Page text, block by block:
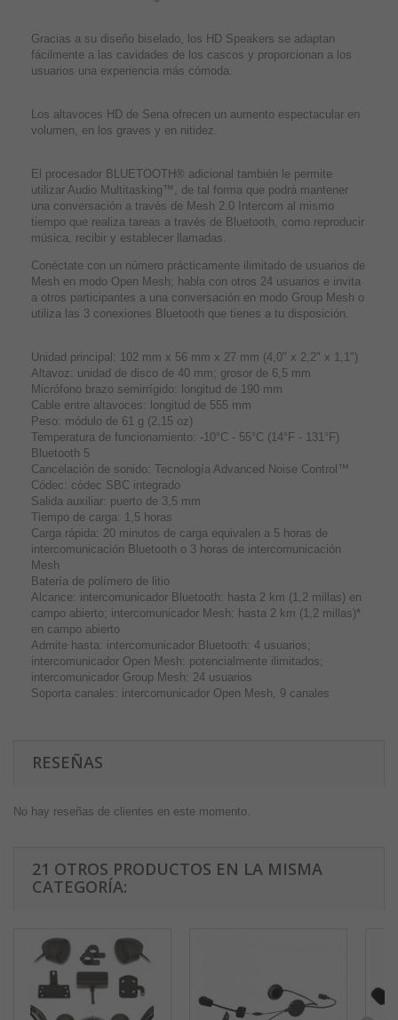
Gracias a su diseño biselado, los HD Speakers se adaptan
fácilmente a las cavidades de los cascos y proporcionan a los
usuarios una experiencia más cómoda.
Los altavoces HD de Sena ofrecen un aumento espectacular en
volumen, en los graves y en nitidez.
El procesador BLUETOOTH® adicional también le permite
utilizar Audio Multitasking™, de tal forma que podrá mantener
una conversación a través de Mesh 2.0 Intercom al mismo
tiempo que realiza tareas a través de Bluetooth, como reproducir
música, recibir y establecer llamadas.
Conéctate con un número prácticamente ilimitado de usuarios de
Mesh en modo Open Mesh; habla con otros 24 usuarios e invita
a otros participantes a una conversación en modo Group Mesh o
utiliza las 3 conexiones Bluetooth que tienes a tu disposición.
Unidad principal: 102 mm x 56 mm x 27 mm (4,0" x 2,2" x 1,1")
Altavoz: unidad de disco de 40 mm; grosor de 6,5 mm
Micrófono brazo semirrígido: longitud de 190 mm
Cable entre altavoces: longitud de 555 mm
Peso: módulo de 61 g (2,15 oz)
Temperatura de funcionamiento: -10°C - 55°C (14°F - 131°F)
Bluetooth 5
Cancelación de sonido: Tecnología Advanced Noise Control™
Códec: códec SBC integrado
Salida auxiliar: puerto de 3,5 mm
Tiempo de carga: 1,5 horas
Carga rápida: 20 minutos de carga equivalen a 5 horas de
intercomunicación Bluetooth o 3 horas de intercomunicación
Mesh
Batería de polímero de litio
Alcance: intercomunicador Bluetooth: hasta 2 km (1,2 millas) en
campo abierto; intercomunicador Mesh: hasta 2 km (1,2 millas)*
en campo abierto
Admite hasta: intercomunicador Bluetooth: 4 usuarios;
intercomunicador Open Mesh: potencialmente ilimitados;
intercomunicador Group Mesh: 24 usuarios
Soporta canales: intercomunicador Open Mesh, 9 canales
RESEÑAS
No hay reseñas de clientes en este momento.
21 OTROS PRODUCTOS EN LA MISMA
CATEGORÍA: